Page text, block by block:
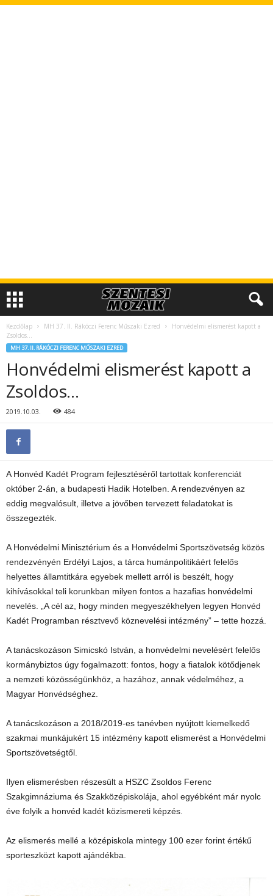
Kezdőlap MH 37. II. Rákóczi Ferenc Műszaki Ezred
Honvédelmi elismerést kapott a
Zsoldos…
MH 37. II. RÁKÓCZI FERENC MŰSZAKI EZRED
Honvédelmi elismerést kapott a
Zsoldos…
2019.10.03. 484
A Honvéd Kadét Program fejlesztéséről tartottak konferenciát
október 2-án, a budapesti Hadik Hotelben. A rendezvényen az
eddig megvalósult, illetve a jövőben tervezett feladatokat is
összegezték.
A Honvédelmi Minisztérium és a Honvédelmi Sportszövetség közös
rendezvényén Erdélyi Lajos, a tárca humánpolitikáért felelős
helyettes államtitkára egyebek mellett arról is beszélt, hogy
kihívásokkal teli korunkban milyen fontos a hazafias honvédelmi
nevelés. „A cél az, hogy minden megyeszékhelyen legyen Honvéd
Kadét Programban résztvevő köznevelési intézmény” – tette hozzá.
A tanácskozáson Simicskó István, a honvédelmi nevelésért felelős
kormánybiztos úgy fogalmazott: fontos, hogy a fiatalok kötődjenek
a nemzeti közösségünkhöz, a hazához, annak védelméhez, a
Magyar Honvédséghez.
A tanácskozáson a 2018/2019-es tanévben nyújtott kiemelkedő
szakmai munkájukért 15 intézmény kapott elismerést a Honvédelmi
Sportszövetségtől.
Ilyen elismerésben részesült a HSZC Zsoldos Ferenc
Szakgimnáziuma és Szakközépiskolája, ahol egyébként már nyolc
éve folyik a honvéd kadét közismereti képzés.
Az elismerés mellé a középiskola mintegy 100 ezer forint értékű
sporteszközt kapott ajándékba.